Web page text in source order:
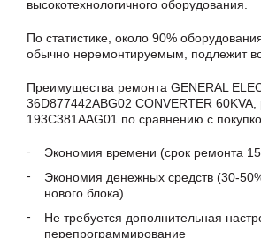
высокотехнологичного оборудования.
По статистике, около 90%
обычно неремонтируемым, подлежит
Преимущества ремонта GENERAL
36D877442ABG02 CONVERTER
193C381AAG01 по сравнению с
Экономия времени (срок ремонта
Экономия денежных средств (30-
нового блока)
Не требуется дополнительная
перепрограммирование